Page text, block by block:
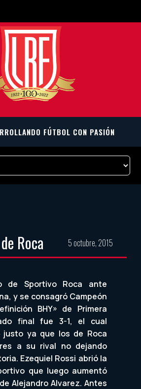
Roca 5 octubre, 2015
de Sportivo Roca ante
y se consagró Campeón
BHY» de Primera
final fue 3-1, el cual
justo ya que los de Roca
a su rival no dejando
Ezequiel Rossi abrió la
que luego aumentó
Alejandro Alvarez. Antes